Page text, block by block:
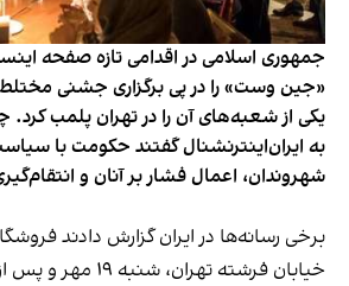
جمهوری اسلامی در اقدامی تازه صفحه
«جین وست» را در پی برگزاری جشنی
یکی از شعبه‌های آن را در تهران پلمب کرد.
به ایران‌اینترنشنال گفتند حکومت با
شهروندان، اعمال فشار بر آنان و
برخی رسانه‌ها در ایران گزارش دادند
خیابان فرشته تهران،